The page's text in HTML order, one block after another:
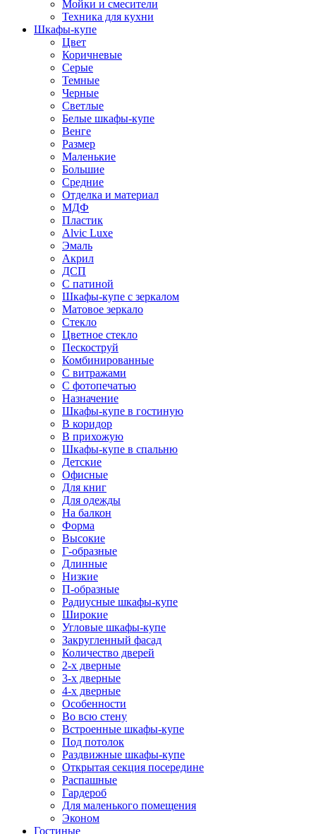
Мойки и смесители
Техника для кухни
Шкафы-купе
Цвет
Коричневые
Серые
Темные
Черные
Светлые
Белые шкафы-купе
Венге
Размер
Маленькие
Большие
Средние
Отделка и материал
МДФ
Пластик
Alvic Luxe
Эмаль
Акрил
ДСП
С патиной
Шкафы-купе с зеркалом
Матовое зеркало
Стекло
Цветное стекло
Пескоструй
Комбинированные
С витражами
С фотопечатью
Назначение
Шкафы-купе в гостиную
В коридор
В прихожую
Шкафы-купе в спальню
Детские
Офисные
Для книг
Для одежды
На балкон
Форма
Высокие
Г-образные
Длинные
Низкие
П-образные
Радиусные шкафы-купе
Широкие
Угловые шкафы-купе
Закругленный фасад
Количество дверей
2-х дверные
3-х дверные
4-х дверные
Особенности
Во всю стену
Встроенные шкафы-купе
Под потолок
Раздвижные шкафы-купе
Открытая секция посередине
Распашные
Гардероб
Для маленького помещения
Эконом
Гостиные